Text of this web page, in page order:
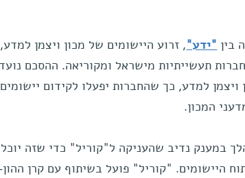
בין "ידע", זרוע היישומים של מכון ויצמן
תעשייתיות מישראל ומקוריאה. ההסכם
ויצמן למדע, כך שהחברות יפעלו לקידום
המכון.
במענק נדיב שהעניקה ל"קוריל" כדי שזה
היישומים. "קוריל" פועל בשיתוף עם קרן